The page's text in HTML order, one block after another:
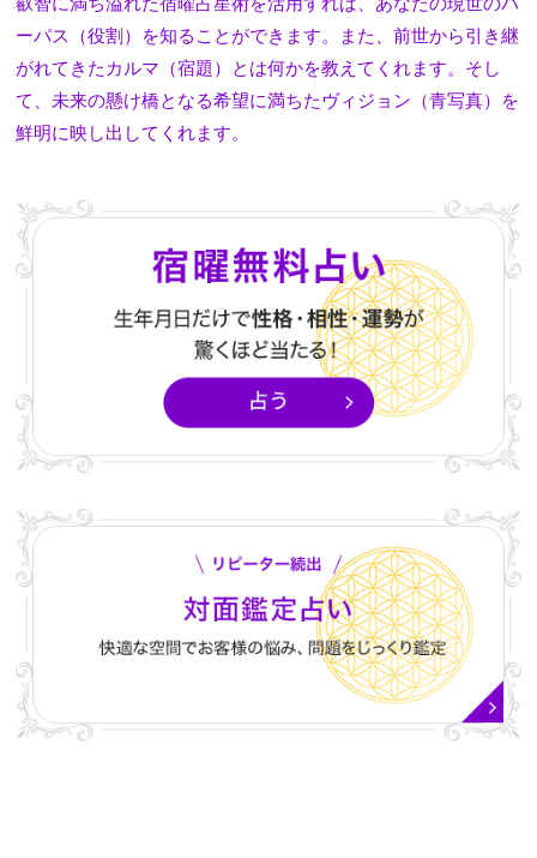
ーパス（役割）を知ることができます。また、前世から引き継
がれてきたカルマ（宿題）とは何かを教えてくれます。そし
て、未来の懸け橋となる希望に満ちたヴィジョン（青写真）を
鮮明に映し出してくれます。